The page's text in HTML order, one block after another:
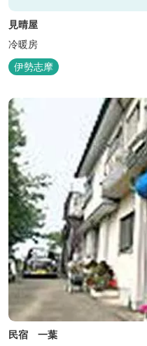
見晴屋
冷暖房
伊勢志摩
民宿 一葉